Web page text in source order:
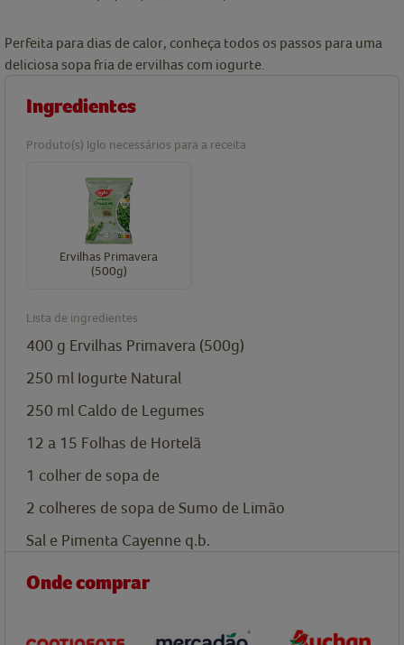
Perfeita para dias de calor, conheça todos os passos para uma
deliciosa sopa fria de ervilhas com iogurte.
Ingredientes
Produto(s) Iglo necessários para a receita
Ervilhas Primavera
(500g)
Lista de ingredientes
400 g Ervilhas Primavera (500g)
250 ml Iogurte Natural
250 ml Caldo de Legumes
12 a 15 Folhas de Hortelã
1 colher de sopa de
2 colheres de sopa de Sumo de Limão
Sal e Pimenta Cayenne q.b.
Onde comprar